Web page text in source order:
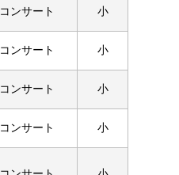
コンサート 小
コンサート 小
コンサート 小
コンサート 小